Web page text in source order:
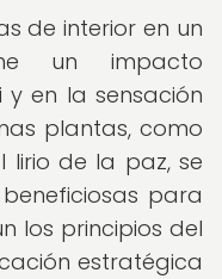
de interior en un
un impacto
y en la sensación
plantas, como
de la paz, se
para
los principios del
estratégica